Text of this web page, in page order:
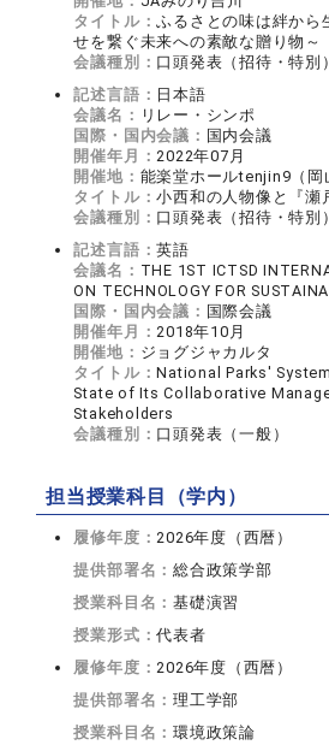
タイトル：ふるさとの味は絆から
せを繋ぐ未来への素敵な贈り物～
会議種別： 口頭発表（招待・特別）
記述言語： 日本語
会議名： リレー・シンポ
国際・国内会議： 国内会議
開催年月： 2022年07月
開催地： 能楽堂ホールtenjin9（岡
タイトル：小西和の人物像と『瀬
会議種別： 口頭発表（招待・特別）
記述言語：英語
会議名： THE 1ST ICTSD
ON TECHNOLOGY FOR
国際・国内会議： 国際会議
開催年月： 2018年10月
開催地： ジョグジャカルタ
タイトル：National Parks'
State of Its Collaborative
Stakeholders
会議種別： 口頭発表（一般）
担当授業科目（学内）
履修年度： 2026年度（西暦）
提供部署名：総合政策学部
授業科目名：基礎演習
授業形式：代表者
履修年度： 2026年度（西暦）
提供部署名：理工学部
授業科目名：環境政策論